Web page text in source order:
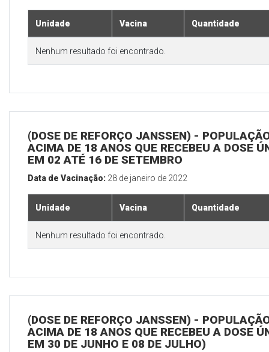
Unidade Vacina Quantidade
Nenhum resultado foi encontrado.
(DOSE DE REFORÇO JANSSEN) -
ACIMA DE 18 ANOS QUE RECEBEU A DOSE
EM 02 ATÉ 16 DE SETEMBRO
Data de Vacinação: 28 de janeiro de 2022
Unidade Vacina Quantidade
Nenhum resultado foi encontrado.
(DOSE DE REFORÇO JANSSEN) -
ACIMA DE 18 ANOS QUE RECEBEU A DOSE
EM 30 DE JUNHO E 08 DE JULHO)